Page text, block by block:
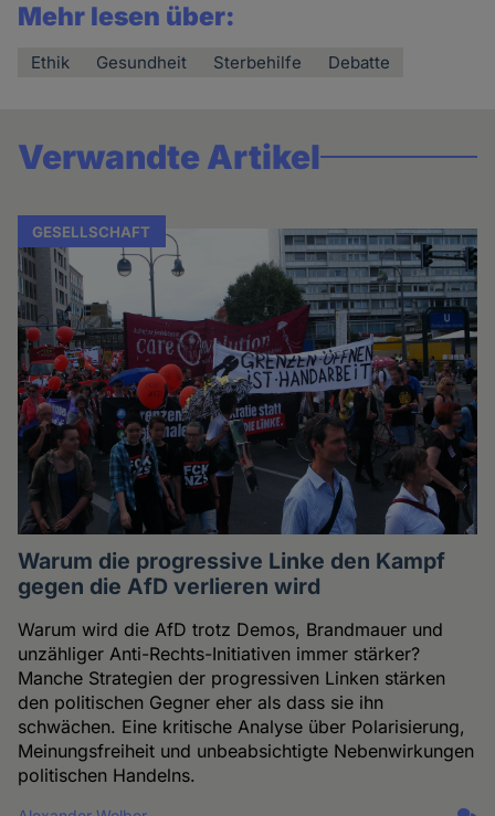
Mehr lesen über:
Ethik Gesundheit Sterbehilfe Debatte
Verwandte Artikel
GESELLSCHAFT
Warum die progressive Linke den Kampf
gegen die AfD verlieren wird
Warum wird die AfD trotz Demos, Brandmauer und
unzähliger Anti-Rechts-Initiativen immer stärker?
Manche Strategien der progressiven Linken stärken
den politischen Gegner eher als dass sie ihn
schwächen. Eine kritische Analyse über Polarisierung,
Meinungsfreiheit und unbeabsichtigte Nebenwirkungen
politischen Handelns.